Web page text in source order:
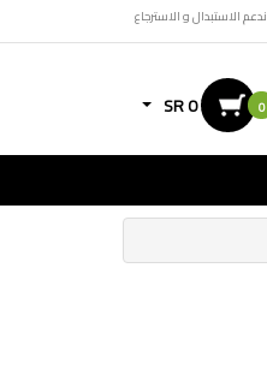
ندعم الاستبدال و الاسترجاع
0
SR 0